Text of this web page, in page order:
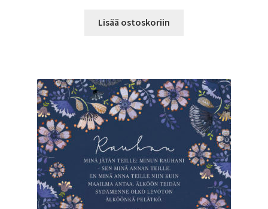
Lisää ostoskoriin